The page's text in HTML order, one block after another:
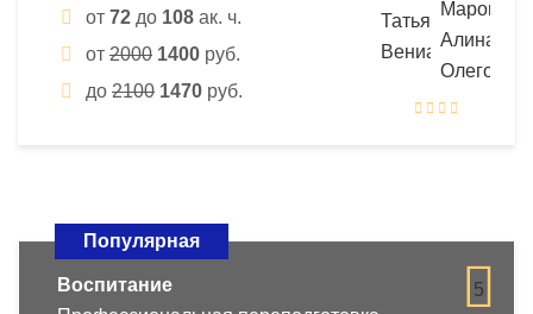
от 72 до 108 ак. ч.
от 2000 1400 руб.
до 2100 1470 руб.
Популярная
5
Воспитание